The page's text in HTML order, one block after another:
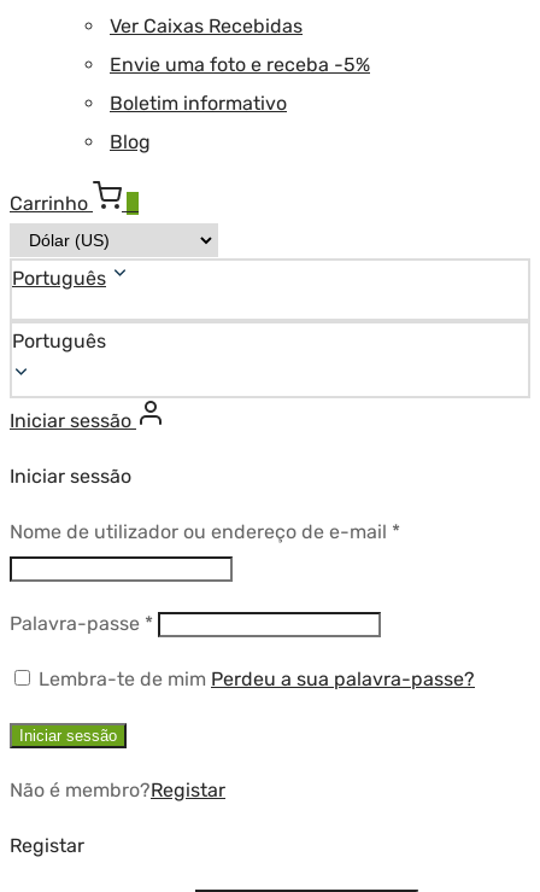
Ver Caixas Recebidas
Envie uma foto e receba -5%
Boletim informativo
Blog
Carrinho
Português
Português
Iniciar sessão
Iniciar sessão
Nome de utilizador ou endereço de e-mail *Obrigatório
Palavra-passe *Obrigatório
Lembra-te de mim Perdeu a sua palavra-passe?
Iniciar sessão
Não é membro?Registar
Registar